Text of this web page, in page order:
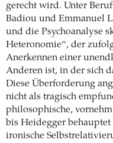
gerecht wird. Unter
Badiou und Emmanuel
und die Psychoanalyse
Heteronomie“, der
Anerkennen einer
Anderen ist, in der sich
Diese Überforderung
nicht als tragisch
philosophische,
bis Heidegger
ironische